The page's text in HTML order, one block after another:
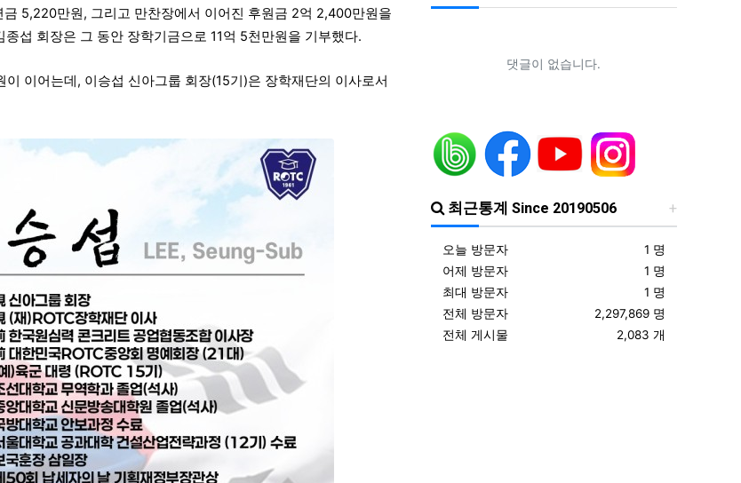
5,220만원, 그리고 만찬장에서 이어진 후원금 2억 2,400만원을
섭 회장은 그 동안 장학기금으로 11억 5천만원을 기부했다.
이어는데, 이승섭 신아그룹 회장(15기)은 장학재단의 이사로서
등록일
01.19
조선대 ROTC의 쾌거! 이학승·김하랑 후보생, ‘2026 美 대학 특별리더십 연수’ 선발
2025 하반기 국방부 중장 진급 인사
댓글이 없습니다.
최근통계 Since 20190506
오늘 방문자
1 명
어제 방문자
1 명
최대 방문자
1 명
전체 방문자
2,297,869 명
전체 게시물
2,083 개